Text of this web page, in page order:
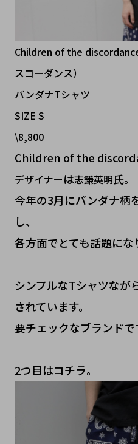
Children of the
スコーダンス）
バンダナTシャツ
SIZE S
\8,800
Children of the
デザイナーは志鎌英明氏。
今年の3月にバンダナ柄
し、
各方面でとても話題にな
シンプルなTシャツなが
されています。
要チェックなブランドで
2つ目はコチラ。